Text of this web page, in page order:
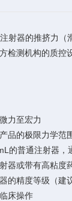
器的推挤力（滑
检测机构的质控
力至宏力
的极限力学范围
普通注射器，通
或带有高粘度药
精度等级（建议
床操作